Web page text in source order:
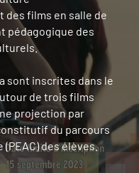
des films en salle de
pédagogique des
sont inscrites dans le
de trois films
projection par
du parcours
des élèves.